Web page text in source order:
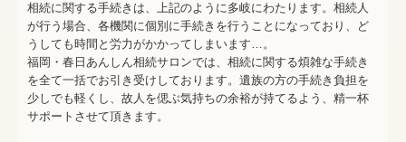
相続に関する手続きは、上記のように多岐にわたります。相続人
が行う場合、各機関に個別に手続きを行うことになっており、ど
うしても時間と労力がかかってしまいます…。
福岡・春日あんしん相続サロンでは、相続に関する煩雑な手続き
を全て一括でお引き受けしております。遺族の方の手続き負担を
少しでも軽くし、故人を偲ぶ気持ちの余裕が持てるよう、精一杯
サポートさせて頂きます。